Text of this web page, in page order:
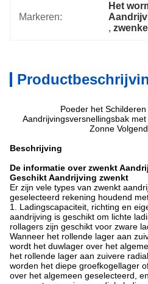
Markeren:
Het
,
Poeder het
Aandrijvingsversnellingsbak
Zonne
Beschrijving
De informatie over zwenkt
Geschikt Aandrijving zwenkt
Er zijn vele types van zwenkt
geselecteerd rekening houdend
1. Ladingscapaciteit, richting en
aandrijving is geschikt om lichte
rollagers zijn geschikt voor zware
Wanneer het rollende lager aan
wordt het duwlager over het
het rollende lager aan zuivere
worden het diepe groefkogellager
over het algemeen geselecteerd,